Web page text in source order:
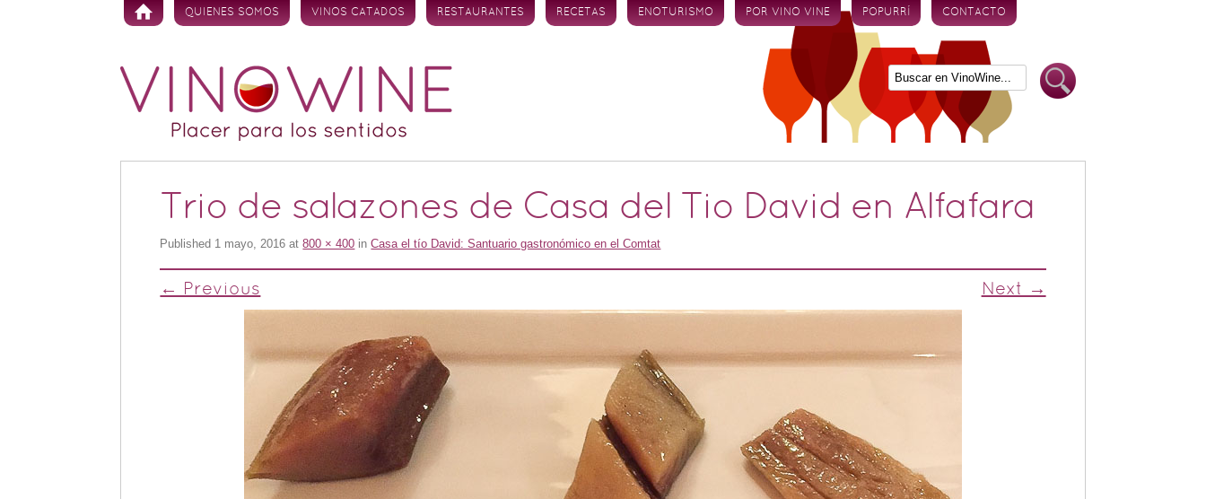
Skip to content
QUIENES SOMOS VINOS CATADOS RESTAURANTES RECETAS ENOTURISMO POR VINO VINE POPURRÍ CONTACTO
Trio de salazones de Casa del Tio David en Alfafara
Published 1 mayo, 2016 at800 × 400 inCasa el tío David: Santuario gastronómico en el Comtat
← Previous Next →